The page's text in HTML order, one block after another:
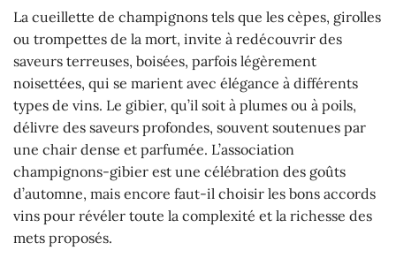
La cueillette de champignons tels que les cèpes, girolles
ou trompettes de la mort, invite à redécouvrir des
saveurs terreuses, boisées, parfois légèrement
noisettées, qui se marient avec élégance à différents
types de vins. Le gibier, qu’il soit à plumes ou à poils,
délivre des saveurs profondes, souvent soutenues par
une chair dense et parfumée. L’association
champignons-gibier est une célébration des goûts
d’automne, mais encore faut-il choisir les bons accords
vins pour révéler toute la complexité et la richesse des
mets proposés.